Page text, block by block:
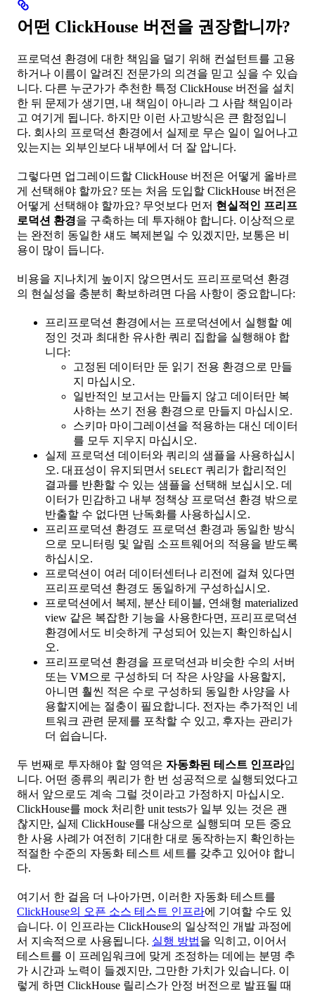
어떤 ClickHouse 버전을 권장합니까?
프로덕션 환경에 대한 책임을 덜기 위해 컨설턴트를 고용
하거나 이름이 알려진 전문가의 의견을 믿고 싶을 수 있습
니다. 다른 누군가가 추천한 특정 ClickHouse 버전을 설치
한 뒤 문제가 생기면, 내 책임이 아니라 그 사람 책임이라
고 여기게 됩니다. 하지만 이런 사고방식은 큰 함정입니
다. 회사의 프로덕션 환경에서 실제로 무슨 일이 일어나고
있는지는 외부인보다 내부에서 더 잘 압니다.
그렇다면 업그레이드할 ClickHouse 버전은 어떻게 올바르
게 선택해야 할까요? 또는 처음 도입할 ClickHouse 버전은
어떻게 선택해야 할까요? 무엇보다 먼저 현실적인 프리프
로덕션 환경을 구축하는 데 투자해야 합니다. 이상적으로
는 완전히 동일한 섀도 복제본일 수 있겠지만, 보통은 비
용이 많이 듭니다.
비용을 지나치게 높이지 않으면서도 프리프로덕션 환경
의 현실성을 충분히 확보하려면 다음 사항이 중요합니다:
프리프로덕션 환경에서는 프로덕션에서 실행할 예
정인 것과 최대한 유사한 쿼리 집합을 실행해야 합
니다:
고정된 데이터만 둔 읽기 전용 환경으로 만들
지 마십시오.
일반적인 보고서는 만들지 않고 데이터만 복
사하는 쓰기 전용 환경으로 만들지 마십시오.
스키마 마이그레이션을 적용하는 대신 데이터
를 모두 지우지 마십시오.
실제 프로덕션 데이터와 쿼리의 샘플을 사용하십시
오. 대표성이 유지되면서 SELECT 쿼리가 합리적인
결과를 반환할 수 있는 샘플을 선택해 보십시오. 데
이터가 민감하고 내부 정책상 프로덕션 환경 밖으로
반출할 수 없다면 난독화를 사용하십시오.
프리프로덕션 환경도 프로덕션 환경과 동일한 방식
으로 모니터링 및 알림 소프트웨어의 적용을 받도록
하십시오.
프로덕션이 여러 데이터센터나 리전에 걸쳐 있다면
프리프로덕션 환경도 동일하게 구성하십시오.
프로덕션에서 복제, 분산 테이블, 연쇄형 materialized
view 같은 복잡한 기능을 사용한다면, 프리프로덕션
환경에서도 비슷하게 구성되어 있는지 확인하십시
오.
프리프로덕션 환경을 프로덕션과 비슷한 수의 서버
또는 VM으로 구성하되 더 작은 사양을 사용할지,
아니면 훨씬 적은 수로 구성하되 동일한 사양을 사
용할지에는 절충이 필요합니다. 전자는 추가적인 네
트워크 관련 문제를 포착할 수 있고, 후자는 관리가
더 쉽습니다.
두 번째로 투자해야 할 영역은 자동화된 테스트 인프라입
니다. 어떤 종류의 쿼리가 한 번 성공적으로 실행되었다고
해서 앞으로도 계속 그럴 것이라고 가정하지 마십시오.
ClickHouse를 mock 처리한 unit tests가 일부 있는 것은 괜
찮지만, 실제 ClickHouse를 대상으로 실행되며 모든 중요
한 사용 사례가 여전히 기대한 대로 동작하는지 확인하는
적절한 수준의 자동화 테스트 세트를 갖추고 있어야 합니
다.
여기서 한 걸음 더 나아가면, 이러한 자동화 테스트를
ClickHouse의 오픈 소스 테스트 인프라에 기여할 수도 있
습니다. 이 인프라는 ClickHouse의 일상적인 개발 과정에
서 지속적으로 사용됩니다. 실행 방법을 익히고, 이어서
테스트를 이 프레임워크에 맞게 조정하는 데에는 분명 추
가 시간과 노력이 들겠지만, 그만한 가치가 있습니다. 이
렇게 하면 ClickHouse 릴리스가 안정 버전으로 발표될 때